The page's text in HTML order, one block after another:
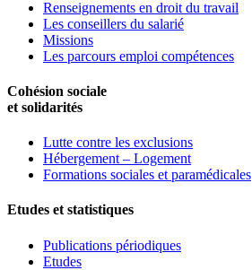
Renseignements en droit du travail
Les conseillers du salarié
Missions
Les parcours emploi compétences
Cohésion sociale
et solidarités
Lutte contre les exclusions
Hébergement – Logement
Formations sociales et paramédicales
Etudes et statistiques
Publications périodiques
Etudes